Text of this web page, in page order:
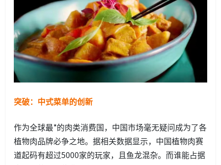
突破：中式菜单的创新
作为全球最*的肉类消费国，中国市场毫无疑问成为了各
植物肉品牌必争之地。据相关数据显示，中国植物肉赛
道起码有超过5000家的玩家，且鱼龙混杂。而谁能占据